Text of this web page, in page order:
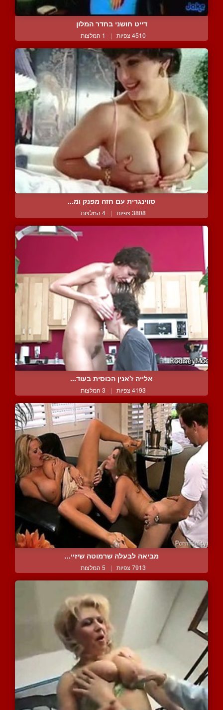
דייט חושני בחדר המלון
4510 צפיות | 1 המלצות
סווינגרית עם חזה מפנק ומ...
3808 צפיות | 4 המלצות
אלייה ז'אנין הכוסית בעוד...
4193 צפיות | 3 המלצות
מביאה לבעלה שרמוטה שיזיי...
7913 צפיות | 5 המלצות